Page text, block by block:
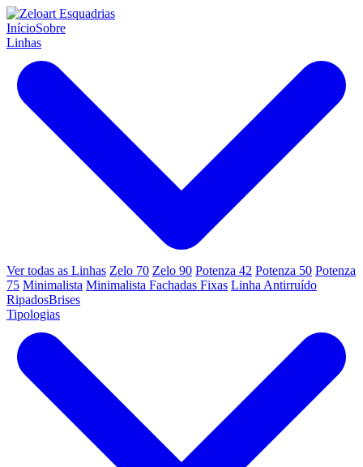
InícioSobre
Linhas
Ver todas as Linhas Zelo 70 Zelo 90 Potenza 42 Potenza 50 Potenza
75 Minimalista Minimalista Fachadas Fixas Linha Antirruído
RipadosBrises
Tipologias